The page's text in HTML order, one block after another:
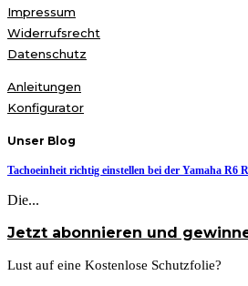
Impressum
Widerrufsrecht
Datenschutz
Anleitungen
Konfigurator
Unser Blog
Tachoeinheit richtig einstellen bei der Yamaha R6
Die...
Jetzt abonnieren und
Lust auf eine Kostenlose Schutzfolie?